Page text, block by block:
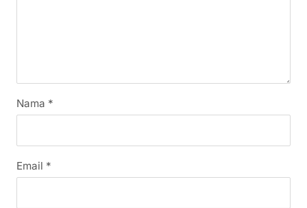
Nama *
Email *